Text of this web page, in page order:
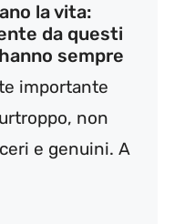
la vita:
da questi
sempre
importante
non
e genuini. A